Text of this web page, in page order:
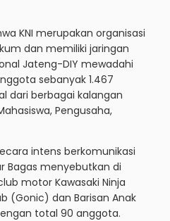
KNI merupakan organisasi
dan memiliki jaringan
Jateng-DIY mewadahi
sebanyak 1.467
dari berbagai kalangan
Pengusaha,
intens berkomunikasi
Bagas menyebutkan di
motor Kawasaki Ninja
(Gonic) dan Barisan Anak
total 90 anggota.